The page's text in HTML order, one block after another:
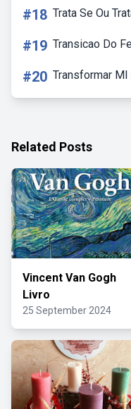
#18 Trata Se Ou
#19 Transicao Do
#20 Transformar Ml
Related Posts
Vincent Van Gogh
Livro
25 September 2024